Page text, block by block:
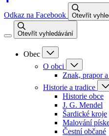
Odkaz na Facebook Otevřít
Otevřít vyhledávání
Obec
O obci
Znak, prapor
Historie a tradice
Historie obce
J. G. Mendel
Šardické kroje
Malování
Čestní občané